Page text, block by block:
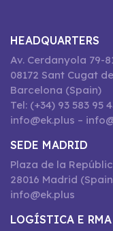
HEADQUARTERS
Av. Cerdanyola 79-
08172 Sant Cugat
Barcelona (Spain)
Tel: (+34) 93 583 95
info@ek.plus –
SEDE MADRID
Plaza de la
28016 Madrid
info@ek.plus
LOGÍSTICA E RMA